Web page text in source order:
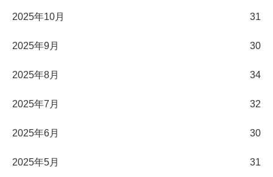
2025年10月 31
2025年9月 30
2025年8月 34
2025年7月 32
2025年6月 30
2025年5月 31